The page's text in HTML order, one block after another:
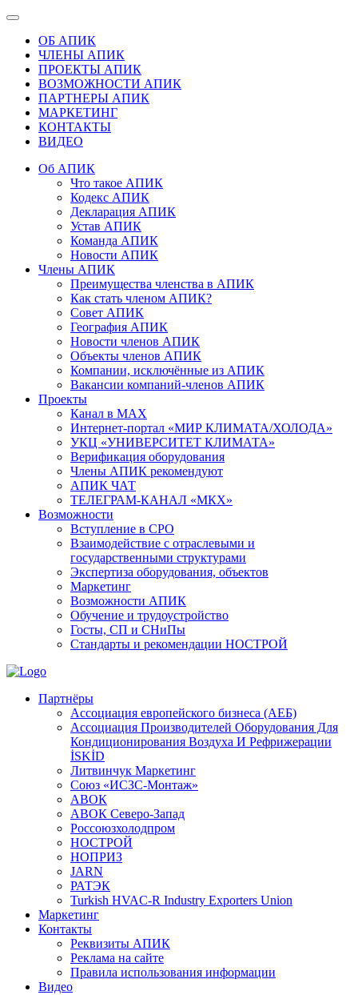
ОБ АПИК
ЧЛЕНЫ АПИК
ПРОЕКТЫ АПИК
ВОЗМОЖНОСТИ АПИК
ПАРТНЕРЫ АПИК
МАРКЕТИНГ
КОНТАКТЫ
ВИДЕО
Об АПИК
Что такое АПИК
Кодекс АПИК
Декларация АПИК
Устав АПИК
Команда АПИК
Новости АПИК
Члены АПИК
Преимущества членства в АПИК
Как стать членом АПИК?
Совет АПИК
География АПИК
Новости членов АПИК
Объекты членов АПИК
Компании, исключённые из АПИК
Вакансии компаний-членов АПИК
Проекты
Канал в MAX
Интернет-портал «МИР КЛИМАТА/ХОЛОДА»
УКЦ «УНИВЕРСИТЕТ КЛИМАТА»
Верификация оборудования
Члены АПИК рекомендуют
АПИК ЧАТ
ТЕЛЕГРАМ-КАНАЛ «МКХ»
Возможности
Вступление в СРО
Взаимодействие с отраслевыми и
государственными структурами
Экспертиза оборудования, объектов
Маркетинг
Возможности АПИК
Обучение и трудоустройство
Госты, СП и СНиПы
Стандарты и рекомендации НОСТРОЙ
Партнёры
Ассоциация европейского бизнеса (АЕБ)
Aссоциация Производителей Оборудования Для
Кондиционирования Воздуха И Рефрижерации
İSKİD
Литвинчук Маркетинг
Союз «ИСЗС-Монтаж»
АВОК
АВОК Северо-Запад
Россоюзхолодпром
НОСТРОЙ
НОПРИЗ
JARN
РАТЭК
Turkish HVAC-R Industry Exporters Union
Маркетинг
Контакты
Реквизиты АПИК
Реклама на сайте
Правила использования информации
Видео